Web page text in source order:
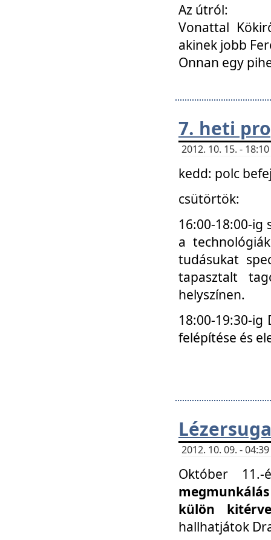
Az útról:
Vonattal
akinek jobb
Onnan egy
7. heti
2012. 10. 15. -
kedd: polc
csütörtök:
16:00-18:00-
a
tudásukat
tapasztalt
helyszínen.
18:00-19:30-
felépítése és
2012. 10. 09. -
Október
külön
hallhatjátok